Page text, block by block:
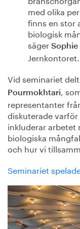
med olika
finns en stor
biologisk
säger Sophie
Jernkontoret.
Vid seminariet
Pourmokhtari,
representanter
diskuterade
inkluderar arbetet
biologiska
och hur vi
Seminariet